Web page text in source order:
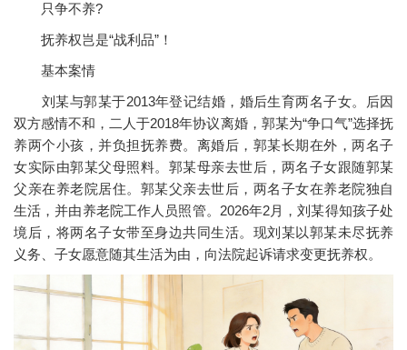
只争不养?
抚养权岂是“战利品”！
基本案情
刘某与郭某于2013年登记结婚，婚后生育两名子女。后因
双方感情不和，二人于2018年协议离婚，郭某为“争口气”选择抚
养两个小孩，并负担抚养费。离婚后，郭某长期在外，两名子
女实际由郭某父母照料。郭某母亲去世后，两名子女跟随郭某
父亲在养老院居住。郭某父亲去世后，两名子女在养老院独自
生活，并由养老院工作人员照管。2026年2月，刘某得知孩子处
境后，将两名子女带至身边共同生活。现刘某以郭某未尽抚养
义务、子女愿意随其生活为由，向法院起诉请求变更抚养权。